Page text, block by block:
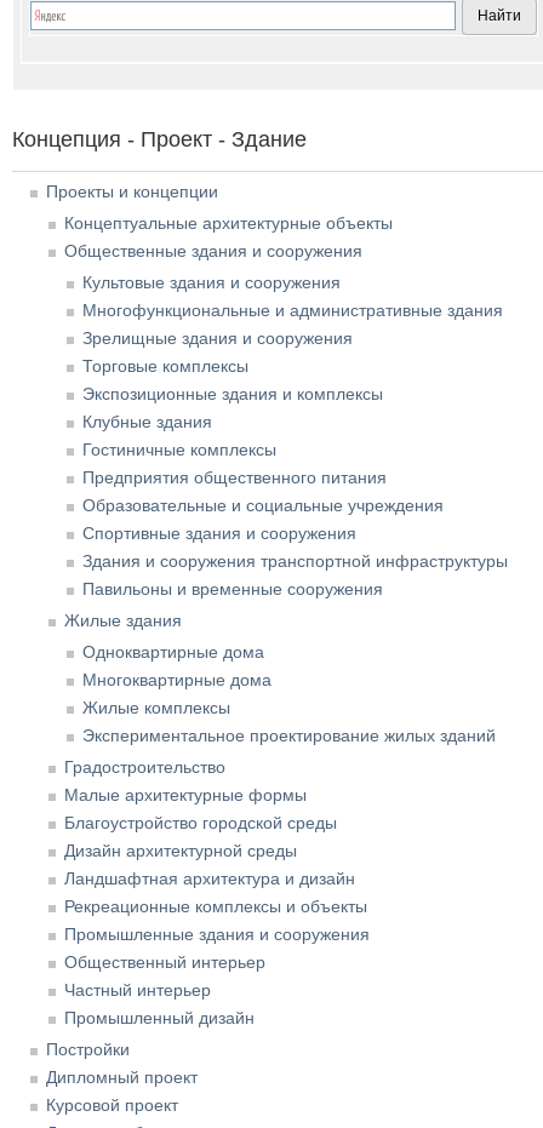
Концепция - Проект - Здание
Проекты и концепции
Концептуальные архитектурные объекты
Общественные здания и сооружения
Культовые здания и сооружения
Многофункциональные и административные здания
Зрелищные здания и сооружения
Торговые комплексы
Экспозиционные здания и комплексы
Клубные здания
Гостиничные комплексы
Предприятия общественного питания
Образовательные и социальные учреждения
Спортивные здания и сооружения
Здания и сооружения транспортной инфраструктуры
Павильоны и временные сооружения
Жилые здания
Одноквартирные дома
Многоквартирные дома
Жилые комплексы
Экспериментальное проектирование жилых зданий
Градостроительство
Малые архитектурные формы
Благоустройство городской среды
Дизайн архитектурной среды
Ландшафтная архитектура и дизайн
Рекреационные комплексы и объекты
Промышленные здания и сооружения
Общественный интерьер
Частный интерьер
Промышленный дизайн
Постройки
Дипломный проект
Курсовой проект